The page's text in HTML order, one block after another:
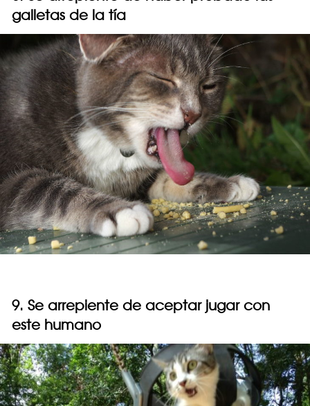
galletas de la tía
9. Se arrepiente de aceptar jugar con
este humano